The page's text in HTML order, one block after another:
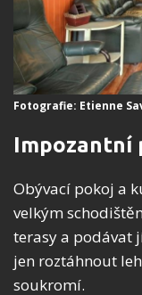
Fotografie: Etienne
Impozantní
Obývací pokoj a
velkým
terasy a podávat
jen roztáhnout
soukromí.